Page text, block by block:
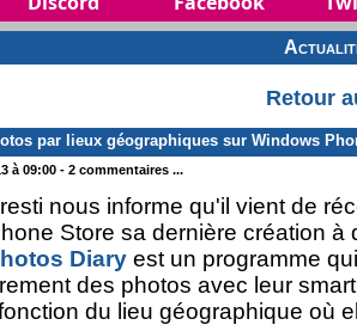
Retour
par lieux géographiques sur Windows
à 09:00 - 2 commentaires ...
nous informe qu'il vient de
Store sa dernière création à
Diary est un programme
des photos avec leur
du lieu géographique où